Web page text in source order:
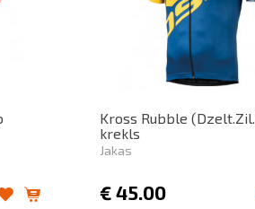
Kross Rubble
krekls
Jakas
€ 45.00